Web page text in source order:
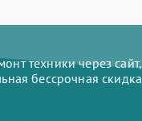
техники через сайт,
бессрочная скидка